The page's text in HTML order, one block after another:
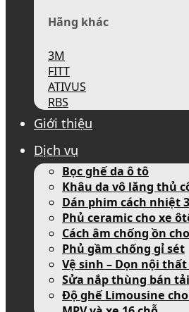
Hãng khác
3M
FITT
ATIVUS
RBS
Giới thiệu
Dịch vụ
Bọc ghế da ô tô
Khâu da vô lăng thủ
Dán phim cách nhiệt
Phủ ceramic cho xe
Cách âm chống ồn
Phủ gầm chống gỉ sét
Vệ sinh – Dọn nội
Sửa nắp thùng bán tải
Độ ghế Limousine cho